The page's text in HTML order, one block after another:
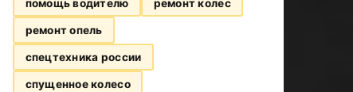
помощь водителю ремонт колес
ремонт опель
спецтехника россии
спущенное колесо